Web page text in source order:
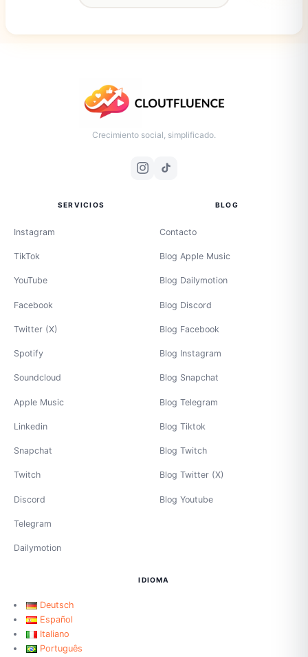
Crecimiento social, simplificado.
SERVICIOS
Instagram
TikTok
YouTube
Facebook
Twitter (X)
Spotify
Soundcloud
Apple Music
Linkedin
Snapchat
Twitch
Discord
Telegram
Dailymotion
BLOG
Contacto
Blog Apple Music
Blog Dailymotion
Blog Discord
Blog Facebook
Blog Instagram
Blog Snapchat
Blog Telegram
Blog Tiktok
Blog Twitch
Blog Twitter (X)
Blog Youtube
IDIOMA
Deutsch
Español
Italiano
Português